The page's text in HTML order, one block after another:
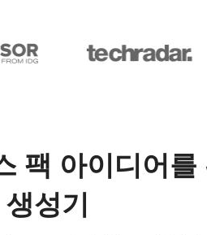
팩 아이디어를
성기